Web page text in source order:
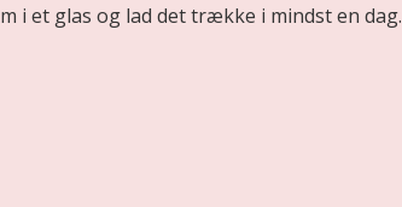
i et glas og lad det trække i mindst en dag.